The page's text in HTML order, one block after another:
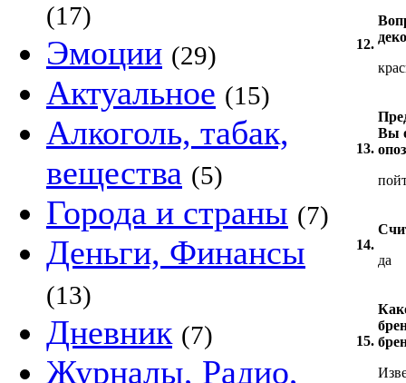
(17)
Эмоции (29)
Актуальное (15)
Алкоголь, табак,
вещества (5)
Города и страны (7)
Деньги, Финансы
(13)
Дневник (7)
Журналы, Радио,
12.
13.
Вы
14.
да
15.